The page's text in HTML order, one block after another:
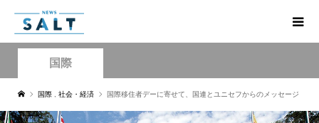
国際
国際 社会・経済 国際移住者デーに寄せて、国連とユニセフからのメッセージ